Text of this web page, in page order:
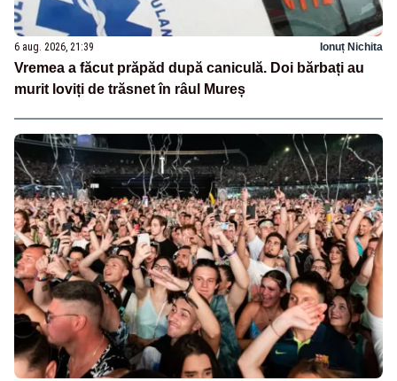
6 aug. 2026, 21:39 Ionuț Nichita
Vremea a făcut prăpăd după caniculă. Doi bărbați au
murit loviți de trăsnet în râul Mureș